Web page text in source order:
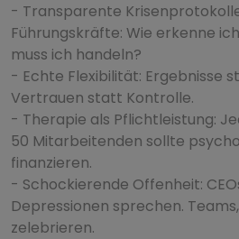
- Transparente
Führungskräfte: Wie erkenne
muss ich handeln?
- Echte Flexibilität: Ergebnisse
Vertrauen statt Kontrolle.
- Therapie als Pflichtleistung:
50 Mitarbeitenden sollte
finanzieren.
- Schockierende Offenheit:
Depressionen sprechen.
zelebrieren.